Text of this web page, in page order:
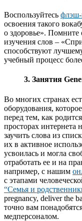
Воспользуйтесь флэш-
освоения такого
о здоровье».
изучения слов –
способствуют
учебный процесс
3. Занятия
Во многих странах
оборудования,
перед тем, как
просторах интернета
заучить слова из
их в активное
усвоилась и могла
отработать ее и на
например, с нашим
с этапами
“Семья и
pregnancy, deliver the
точно вам
медперсоналом.